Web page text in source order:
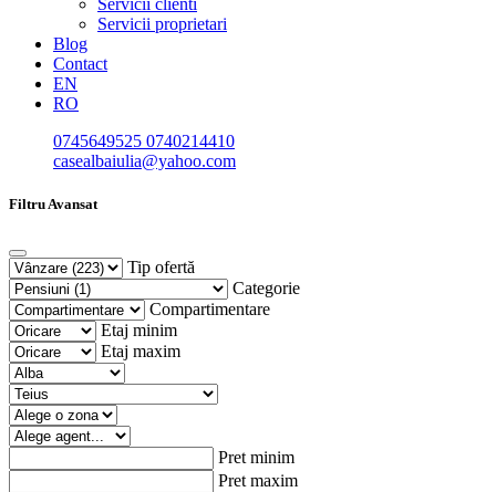
Servicii clienti
Servicii proprietari
Blog
Contact
EN
RO
0745649525 0740214410
casealbaiulia@yahoo.com
Filtru Avansat
Tip ofertă
Categorie
Compartimentare
Etaj minim
Etaj maxim
Pret minim
Pret maxim